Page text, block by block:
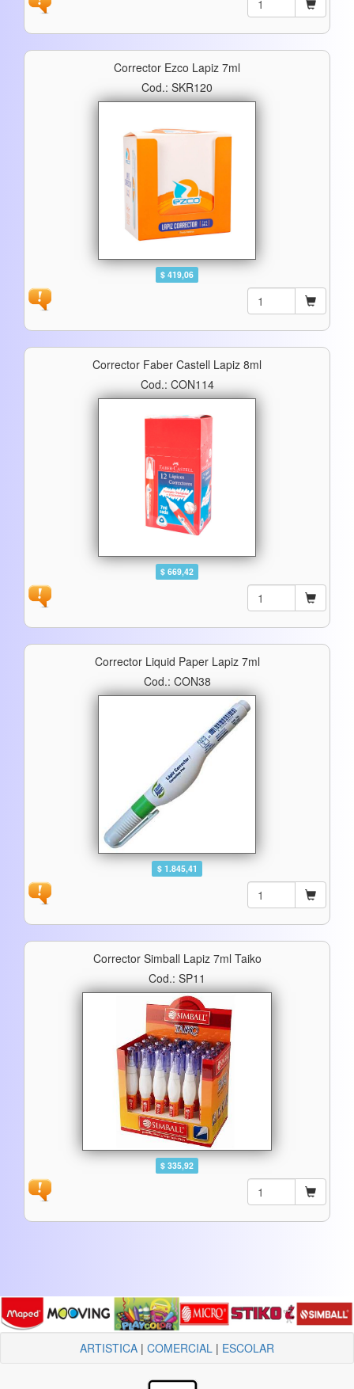
Corrector Ezco Lapiz 7ml
Cod.: SKR120
$ 419,06
Corrector Faber Castell Lapiz 8ml
Cod.: CON114
$ 669,42
Corrector Liquid Paper Lapiz 7ml
Cod.: CON38
$ 1.845,41
Corrector Simball Lapiz 7ml Taiko
Cod.: SP11
$ 335,92
ARTISTICA | COMERCIAL | ESCOLAR